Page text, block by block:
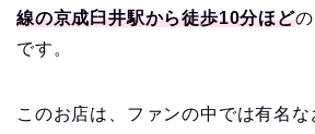
線の京成臼井駅から徒歩10分ほど
です。
このお店は、ファンの中では有名